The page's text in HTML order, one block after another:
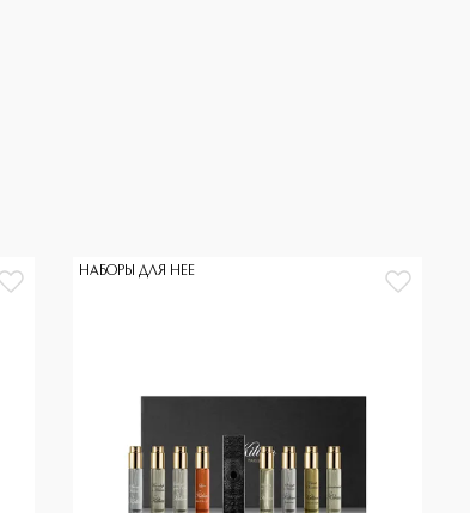
НАБОРЫ ДЛЯ НЕЕ